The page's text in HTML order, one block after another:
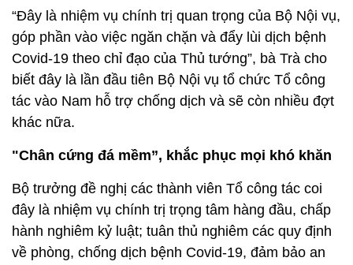
“Đây là nhiệm vụ chính trị quan trọng của Bộ Nội vụ,
góp phần vào việc ngăn chặn và đẩy lùi dịch bệnh
Covid-19 theo chỉ đạo của Thủ tướng”, bà Trà cho
biết đây là lần đầu tiên Bộ Nội vụ tổ chức Tổ công
tác vào Nam hỗ trợ chống dịch và sẽ còn nhiều đợt
khác nữa.
"Chân cứng đá mềm”, khắc phục mọi khó khăn
Bộ trưởng đề nghị các thành viên Tổ công tác coi
đây là nhiệm vụ chính trị trọng tâm hàng đầu, chấp
hành nghiêm kỷ luật; tuân thủ nghiêm các quy định
về phòng, chống dịch bệnh Covid-19, đảm bảo an